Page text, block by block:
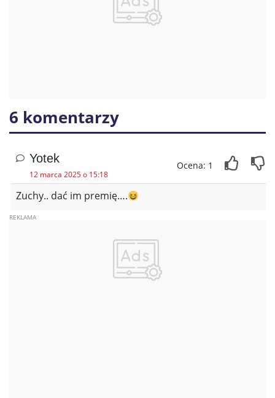
6 komentarzy
Yotek
12 marca 2025 o 15:18
Ocena: 1
Zuchy.. dać im premię….